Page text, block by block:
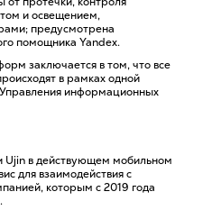
и освещением,
предусмотрена
помощника Yandex.
заключается в том, что все
в рамках одной
информационных
Ujin в действующем мобильном
для взаимодействия с
которым с 2019 года